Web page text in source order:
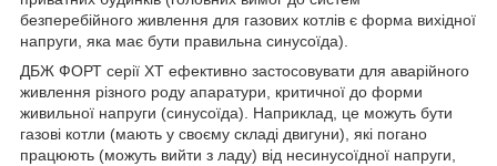
безперебійного живлення для газових котлів є форма вихідної
напруги, яка має бути правильна синусоїда).
ДБЖ ФОРТ серії XT ефективно застосовувати для аварійного
живлення різного роду апаратури, критичної до форми
живильної напруги (синусоїда). Наприклад, це можуть бути
газові котли (мають у своєму складі двигуни), які погано
працюють (можуть вийти з ладу) від несинусоїдної напруги,